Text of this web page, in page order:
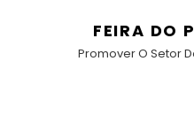
FEIRA DO
Promover O Setor